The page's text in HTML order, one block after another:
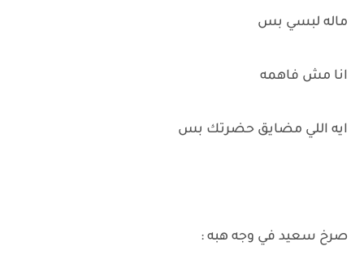
ماله لبسي بس
انا مش فاهمه
ايه اللي مضايق حضرتك بس
صرخ سعيد في وجه هبه :